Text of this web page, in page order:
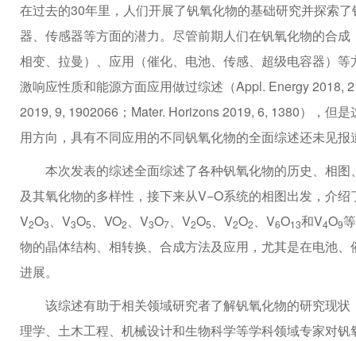
在过去的30年里，人们开展了钒氧化物的基础研究并探索
器、传感器等方面的潜力。尽管前期人们在钒氧化物的合
相变、拉曼）、应用（催化、电池、传感、超级电容器）
激响应性质和能源方面应用做过综述（Appl. Energy 2018,
2019, 9, 1902066；Mater. Horizons 2019, 6, 1380），但
用方向，具有不同应用的不同钒氧化物的全面综述还未见报
本次发表的综述全面综述了各种钒氧化物的历史、相
及其氧化物的多样性，接下来从V−O系统的相图出发，介
V2O3、V3O5、VO2、V3O7、V2O5、V2O2、V6O13和V4O9
物的晶体结构、相转换、合成方法及应用，尤其是在电池
进展。
该综述有助于相关领域研究者了解钒氧化物的研究现
理学、土木工程、机械设计和生物科学等学科领域专家对